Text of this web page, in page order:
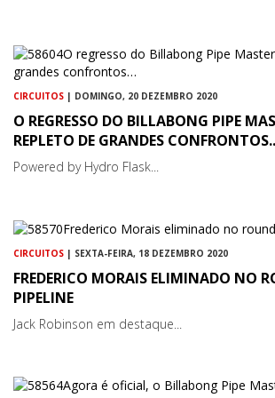
CIRCUITOS | DOMINGO, 20 DEZEMBRO 2020
O REGRESSO DO BILLABONG PIPE
REPLETO DE GRANDES
Powered by Hydro Flask...
CIRCUITOS | SEXTA-FEIRA, 18 DEZEMBRO 2020
FREDERICO MORAIS ELIMINADO NO
PIPELINE
Jack Robinson em destaque...